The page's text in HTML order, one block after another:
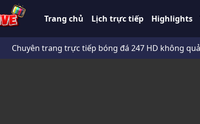
Trang chủ Lịch trực tiếp Highlights
trang trực tiếp bóng đá 247 HD không quảng cáo